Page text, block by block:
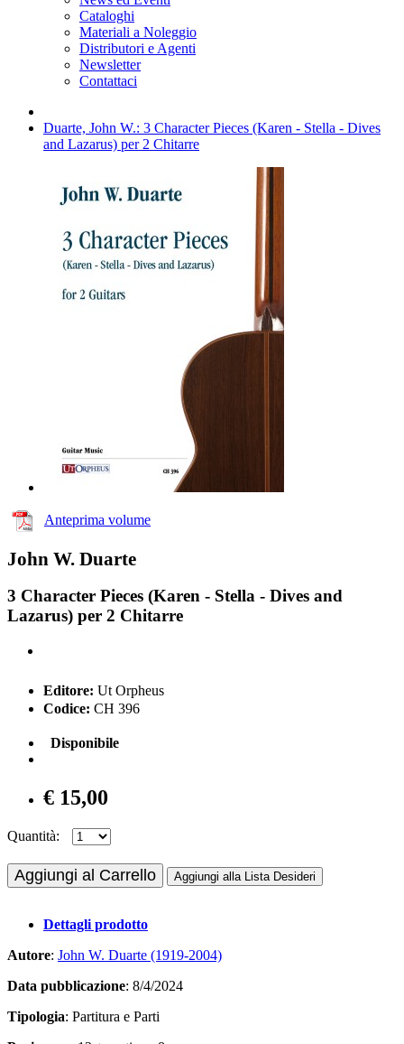
Cataloghi
Materiali a Noleggio
Distributori e Agenti
Newsletter
Contattaci
Duarte, John W.: 3 Character Pieces (Karen - Stella - Dives
and Lazarus) per 2 Chitarre
Anteprima volume
John W. Duarte
3 Character Pieces (Karen - Stella - Dives and
Lazarus) per 2 Chitarre
Editore: Ut Orpheus
Codice: CH 396
Disponibile
€ 15,00
Quantità:
Aggiungi al Carrello Aggiungi alla Lista Desideri
Dettagli prodotto
Autore: John W. Duarte (1919-2004)
Data pubblicazione: 8/4/2024
Tipologia: Partitura e Parti